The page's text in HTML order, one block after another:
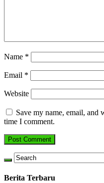
Name *
Email *
Website
Save my name, email, and
time I comment.
Berita Terbaru